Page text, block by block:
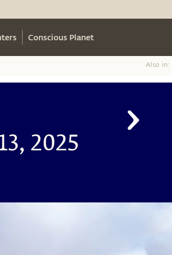
Conscious Planet
Also in:
2025